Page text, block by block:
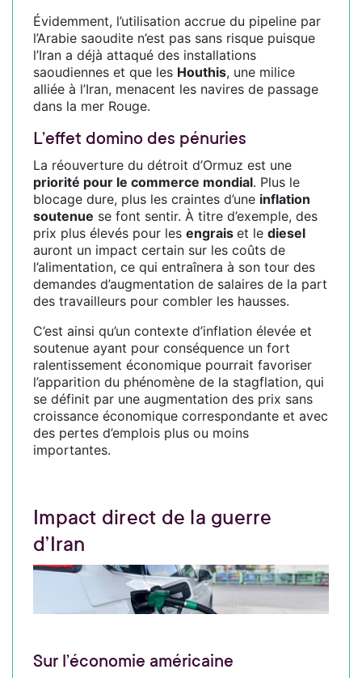
Évidemment, l’utilisation accrue du pipeline par
l’Arabie saoudite n’est pas sans risque puisque
l’Iran a déjà attaqué des installations
saoudiennes et que les Houthis, une milice
alliée à l’Iran, menacent les navires de passage
dans la mer Rouge.
L’effet domino des pénuries
La réouverture du détroit d’Ormuz est une
priorité pour le commerce mondial. Plus le
blocage dure, plus les craintes d’une inflation
soutenue se font sentir. À titre d’exemple, des
prix plus élevés pour les engrais et le diesel
auront un impact certain sur les coûts de
l’alimentation, ce qui entraînera à son tour des
demandes d’augmentation de salaires de la part
des travailleurs pour combler les hausses.
C’est ainsi qu’un contexte d’inflation élevée et
soutenue ayant pour conséquence un fort
ralentissement économique pourrait favoriser
l’apparition du phénomène de la stagflation, qui
se définit par une augmentation des prix sans
croissance économique correspondante et avec
des pertes d’emplois plus ou moins
importantes.
Impact direct de la guerre
d’Iran
Sur l’économie américaine